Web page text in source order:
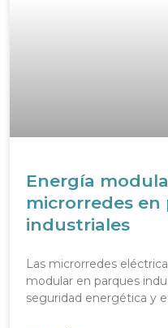
Energía
microrredes en
industriales
Las microrredes
modular en parques
seguridad energética y